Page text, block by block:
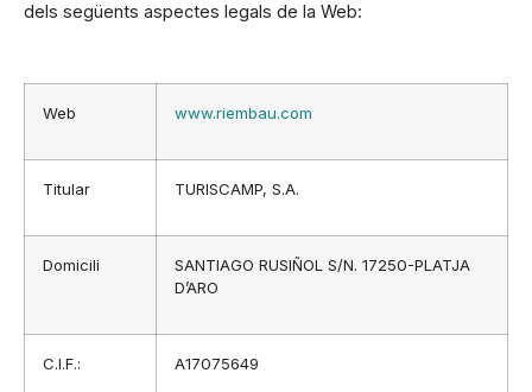
dels següents aspectes legals de la Web:
Web www.riembau.com
Titular TURISCAMP, S.A.
Domicili
SANTIAGO RUSIÑOL S/N. 17250-PLATJA
D’ARO
C.I.F.: A17075649